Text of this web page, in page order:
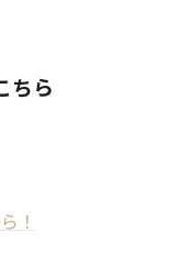
ちら
！